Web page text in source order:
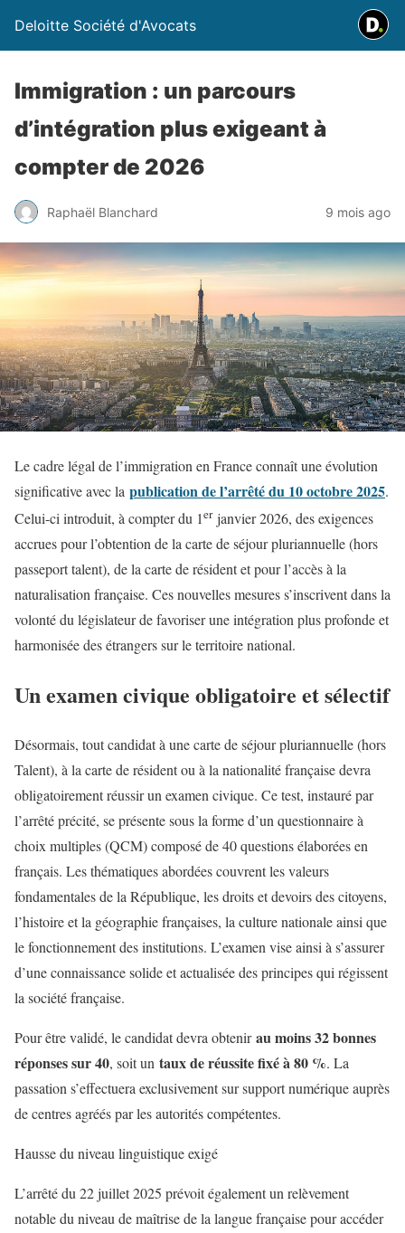
Deloitte Société d'Avocats
Immigration : un parcours
d’intégration plus exigeant à
compter de 2026
Raphaël Blanchard 9 mois ago
Le cadre légal de l’immigration en France connaît une évolution
significative avec la publication de l’arrêté du 10 octobre 2025.
Celui-ci introduit, à compter du 1erjanvier 2026, des exigences
accrues pour l’obtention de la carte de séjour pluriannuelle (hors
passeport talent), de la carte de résident et pour l’accès à la
naturalisation française. Ces nouvelles mesures s’inscrivent dans la
volonté du législateur de favoriser une intégration plus profonde et
harmonisée des étrangers sur le territoire national.
Un examen civique obligatoire et sélectif
Désormais, tout candidat à une carte de séjour pluriannuelle (hors
Talent), à la carte de résident ou à la nationalité française devra
obligatoirement réussir un examen civique. Ce test, instauré par
l’arrêté précité, se présente sous la forme d’un questionnaire à
choix multiples (QCM) composé de 40 questions élaborées en
français. Les thématiques abordées couvrent les valeurs
fondamentales de la République, les droits et devoirs des citoyens,
l’histoire et la géographie françaises, la culture nationale ainsi que
le fonctionnement des institutions. L’examen vise ainsi à s’assurer
d’une connaissance solide et actualisée des principes qui régissent
la société française.
Pour être validé, le candidat devra obtenirau moins 32 bonnes
réponses sur 40, soit un taux de réussite fixé à 80 %. La
passation s’effectuera exclusivement sur support numérique auprès
de centres agréés par les autorités compétentes.
Hausse du niveau linguistique exigé
L’arrêté du 22 juillet 2025 prévoit également un relèvement
notable du niveau de maîtrise de la langue française pour accéder